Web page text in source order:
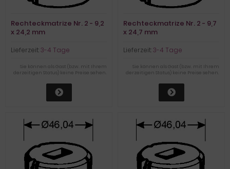
Rechteckmatrize Nr. 2 - 9,2
x 24,2 mm
Lieferzeit:3-4 Tage
Sie können als Gast (bzw. mit Ihrem
derzeitigen Status) keine Preise sehen.
Rechteckmatrize Nr. 2 - 9,7
x 24,7 mm
Lieferzeit:3-4 Tage
Sie können als Gast (bzw. mit Ihrem
derzeitigen Status) keine Preise sehen.